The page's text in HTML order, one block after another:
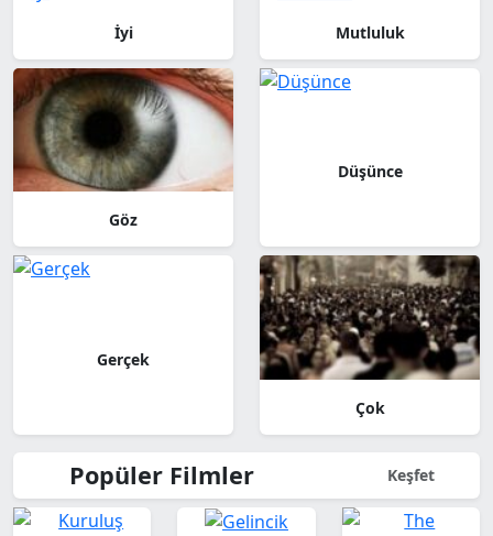
İyi Mutluluk
Göz
Düşünce
Gerçek
Çok
Popüler Filmler Keşfet